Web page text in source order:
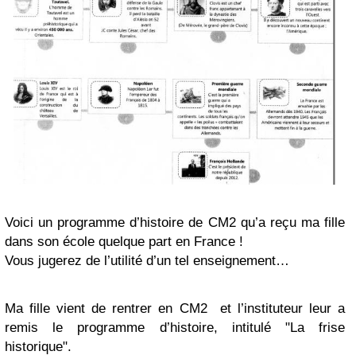
Voici un programme d’histoire de CM2 qu’a reçu ma fille
dans son école quelque part en France !
Vous jugerez de l’utilité d’un tel enseignement…
Ma fille vient de rentrer en CM2 et l’instituteur leur a
remis le programme d’histoire, intitulé "La frise
historique".